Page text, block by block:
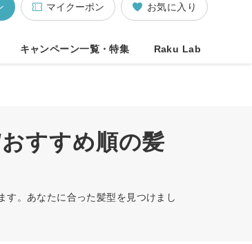
お気に入り
マイクーポン
キャンペーン一覧・特集 Raku Lab
すすめ順の髪
。あなたに合った髪型を見つけまし